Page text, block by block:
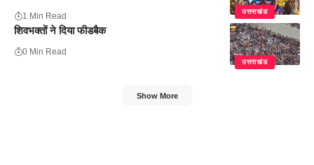
उत्तराखंड
1 Min Read
उत्तराखंड
शिवभक्तों ने दिया फीडबैक
0 Min Read
Show More